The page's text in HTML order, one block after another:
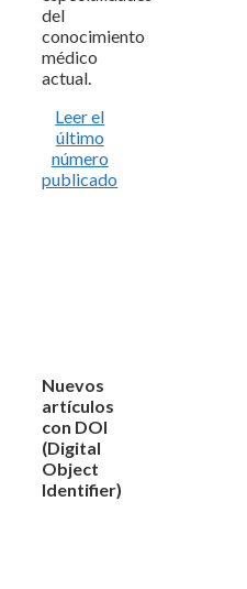
del
conocimiento
médico
actual.
Leer el
último
número
publicado
Nuevos
artículos
con DOI
(Digital
Object
Identifier)